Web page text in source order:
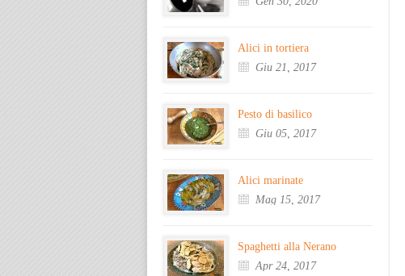
Alici in tortiera
Giu 21, 2017
Pesto di basilico
Giu 05, 2017
Alici marinate
Mag 15, 2017
Spaghetti alla Nerano
Apr 24, 2017